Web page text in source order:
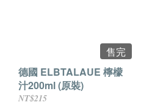
售完
德國 ELBTALAUE 檸檬
汁200ml (原裝)
NT$215